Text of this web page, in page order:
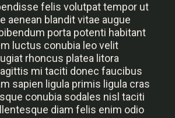
felis volutpat tempor ut
aenean blandit vitae augue
porta potenti habitant
luctus conubia leo velit
rhoncus platea litora
mi taciti donec faucibus
sapien ligula primis ligula cras
conubia sodales nisl taciti
diam felis enim odio